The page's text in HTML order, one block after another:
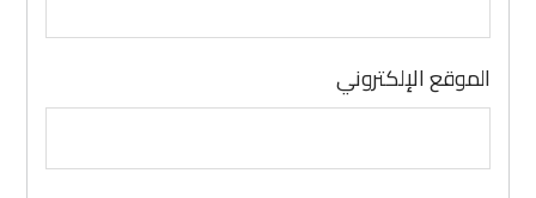
الموقع الإلكتروني